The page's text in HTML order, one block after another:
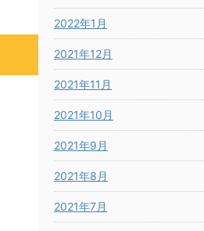
2022年1月
2021年12月
2021年11月
2021年10月
2021年9月
2021年8月
2021年7月